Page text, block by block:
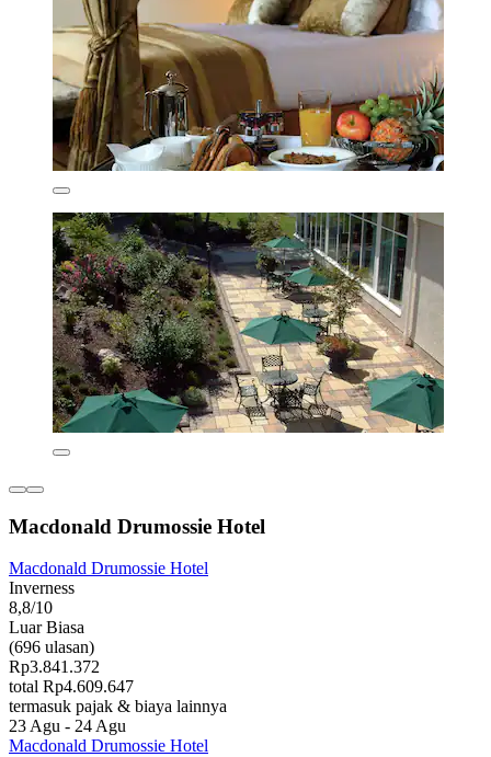
Macdonald Drumossie Hotel
Macdonald Drumossie Hotel
Inverness
8,8/10
Luar Biasa
(696 ulasan)
Rp3.841.372
total Rp4.609.647
termasuk pajak & biaya lainnya
23 Agu - 24 Agu
Macdonald Drumossie Hotel